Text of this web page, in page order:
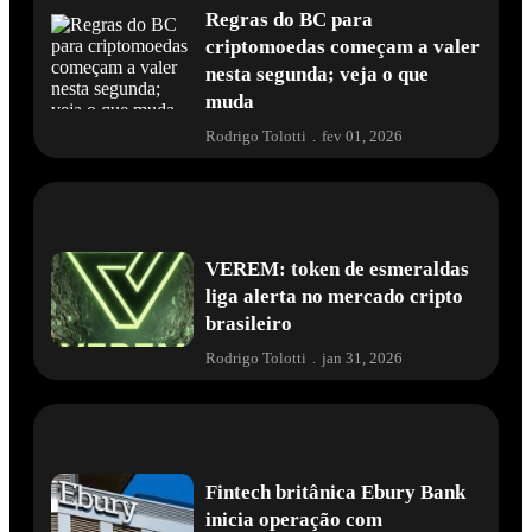
Regras do BC para
criptomoedas começam a valer
nesta segunda; veja o que
muda
Rodrigo Tolotti fev 01, 2026
VEREM: token de esmeraldas
liga alerta no mercado cripto
brasileiro
Rodrigo Tolotti . jan 31, 2026
Fintech britânica Ebury Bank
inicia operação com